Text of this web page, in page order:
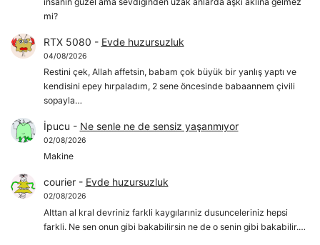
mi?
RTX 5080 - Evde huzursuzluk
04/08/2026
Restini çek, Allah affetsin, babam çok büyük bir yanlış yaptı ve
kendisini epey hırpaladım, 2 sene öncesinde babaannem çivili
sopayla…
İpucu - Ne senle ne de sensiz yaşanmıyor
02/08/2026
Makine
courier- Evde huzursuzluk
02/08/2026
Alttan al kral devriniz farkli kaygılarıniz dusunceleriniz hepsi
farkli. Ne sen onun gibi bakabilirsin ne de o senin gibi bakabilir.…